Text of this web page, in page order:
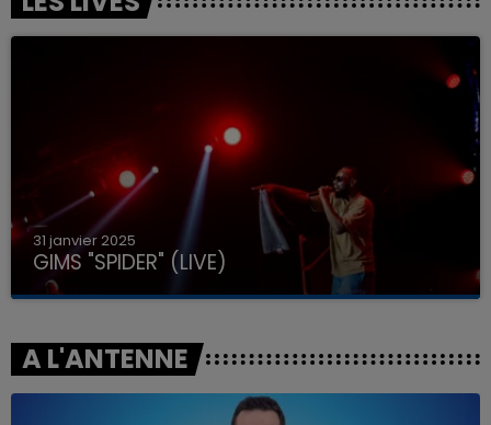
31 janvier 2025
GIMS "SPIDER" (LIVE)
A L'ANTENNE